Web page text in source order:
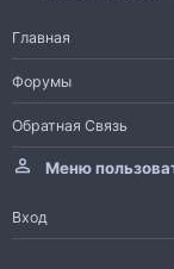
Главная
Форумы
Обратная Связь
Меню
Вход